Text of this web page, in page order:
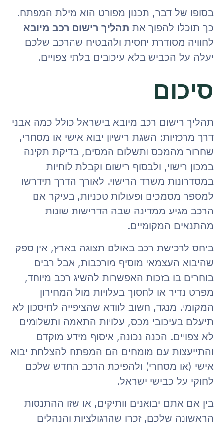
בסופו של דבר, תכנון מפורט הוא מילת המפתח.
כך תוכלו להפוך אתתהליך רישום רכב מיובא
לחוויה מסודרת יחסית ולהבטיח שהרכב שלכם
יעלה על הכביש בלא עיכובים בלתי צפויים.
סיכום
תהליך רישום רכב מיובא בישראל כולל כמה אבני
דרך מרכזיות: השגת רישיון יבוא אישי או מסחרי,
שחרור מהמכס ותשלום המסים, בדיקת תקינה
במכון רישוי, ולבסוף רישום וקבלת לוחיות
במסדרונות משרד הרישוי. לאורך הדרך תידרשו
למספר מסמכים ופעולות טכניות, בעיקר אם
הרכב מגיע ממדינה שבה הדרישות שונות
מהתנאים המקומיים.
ביחס לרכישת רכב באולם תצוגה בארץ, אין ספק
שהיבוא העצמאי מוסיף מורכבות, אבל רבים
בוחרים בו בזכות האפשרות להשיג רכב מיוחד,
מפרט נדיר או לחסוך בעלויות מול המחירון
המקומי. מנגד, חשוב לוודא שהציפייה לחיסכון לא
תיעלם בעיכובי מכס, עלויות התאמה ותשלומים
לא צפויים. הכנה נכונה, איסוף מידע מוקדם
והתייעצות עם מומחים הם המפתח להצלחת יבוא
אישי (או מסחרי) ולהפיכת הרכב החדש שלכם
לחוקי על כבישי ישראל.
בין אם אתם יבואנים וותיקים, או שזו ההתנסות
הראשונה שלכם, זכרו שהרגולציות והנהלים